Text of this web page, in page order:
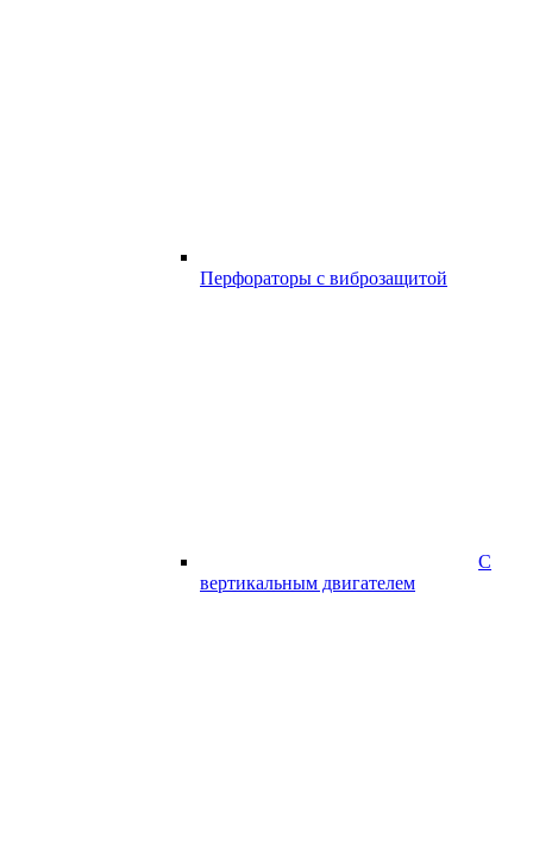
Перфораторы с виброзащитой
С
вертикальным двигателем